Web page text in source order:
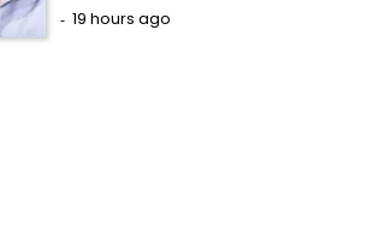
19 hours ago